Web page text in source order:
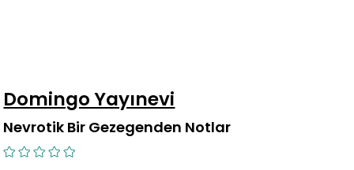
Domingo Yayınevi
Nevrotik Bir Gezegenden Notlar